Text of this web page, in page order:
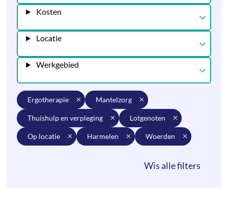
Kosten
Locatie
Werkgebied
ergotherapie mantelzorg
thuishulp en verpleging lotgenoten
op locatie harmelen woerden